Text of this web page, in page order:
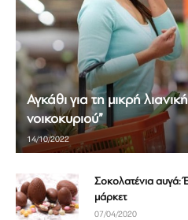
Αγκάθι για τη μικρή
νοικοκυριού”
14/10/2022
Σοκολατένια αυγά:
μάρκετ
07/04/2020